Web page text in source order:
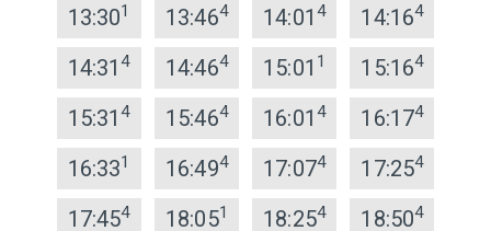
13:301 13:464 14:01 4 14:164
14:314 14:464 15:01 1 15:164
15:314 15:464 16:01 4 16:174
16:331 16:494 17:074 17:254
17:454 18:051 18:254 18:504